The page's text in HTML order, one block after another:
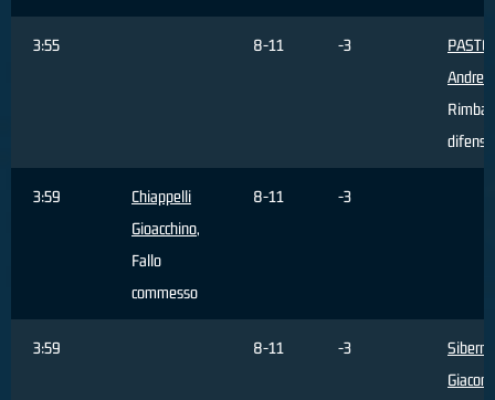
3:55 8-11 -3
Andrea
3:59
Chiappelli
Gioacchino,
Fallo
commesso
8-11 -3
3:59 8-11 -3
Siberna